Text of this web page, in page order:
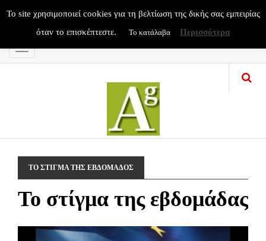
Menu
ΤΟ ΣΤΙΓΜΑ ΤΗΣ ΕΒΔΟΜΑΔΟΣ
Το στίγμα της εβδομάδας
To site χρησιμοποιεί cookies για τη βελτίωση της δικής σας εμπειρίας
όταν το επισκέπτεστε.
Το κατάλαβα Περισσότερα